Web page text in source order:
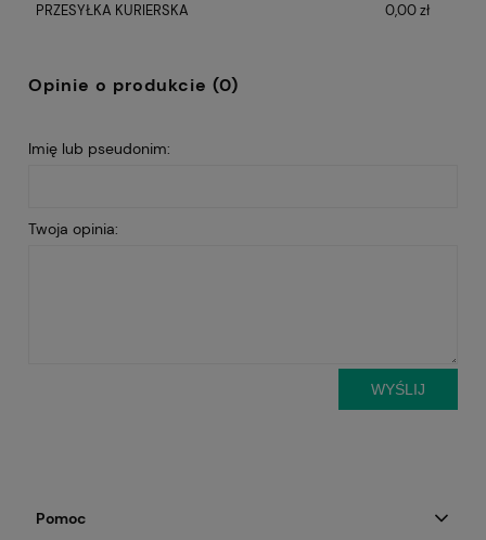
PRZESYŁKA KURIERSKA
0,00 zł
Opinie o produkcie (0)
Imię lub pseudonim:
Twoja opinia:
WYŚLIJ
Pomoc